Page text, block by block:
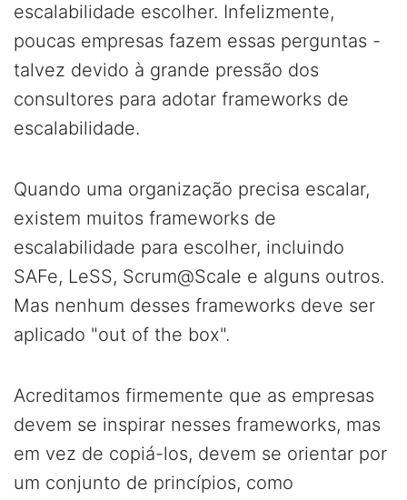
escalabilidade escolher. Infelizmente,
poucas empresas fazem essas perguntas -
talvez devido à grande pressão dos
consultores para adotar frameworks de
escalabilidade.
Quando uma organização precisa escalar,
existem muitos frameworks de
escalabilidade para escolher, incluindo
SAFe, LeSS, Scrum@Scale e alguns outros.
Mas nenhum desses frameworks deve ser
aplicado "out of the box".
Acreditamos firmemente que as empresas
devem se inspirar nesses frameworks, mas
em vez de copiá-los, devem se orientar por
um conjunto de princípios, como